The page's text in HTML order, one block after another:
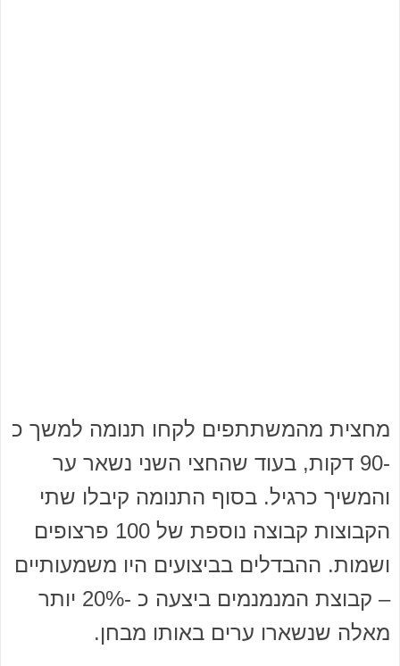
מחצית מהמשתתפים לקחו תנומה למשך כ
-90 דקות, בעוד שהחצי השני נשאר ער
והמשיך כרגיל. בסוף התנומה קיבלו שתי
הקבוצות קבוצה נוספת של 100 פרצופים
ושמות. ההבדלים בביצועים היו משמעותיים
– קבוצת המנמנמים ביצעה כ -20% יותר
מאלה שנשארו ערים באותו מבחן.